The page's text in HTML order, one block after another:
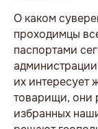
О каком
проходимцы
паспортами
администрации
их интересует
товарищи, они
избранных